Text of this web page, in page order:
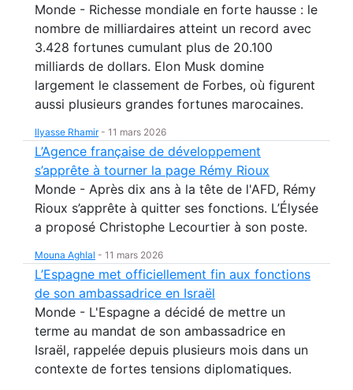
Monde - Richesse mondiale en forte hausse : le
nombre de milliardaires atteint un record avec
3.428 fortunes cumulant plus de 20.100
milliards de dollars. Elon Musk domine
largement le classement de Forbes, où figurent
aussi plusieurs grandes fortunes marocaines.
Ilyasse Rhamir- 11 mars 2026
L’Agence française de développement
s’apprête à tourner la page Rémy Rioux
Monde - Après dix ans à la tête de l'AFD, Rémy
Rioux s’apprête à quitter ses fonctions. L’Élysée
a proposé Christophe Lecourtier à son poste.
Mouna Aghlal - 11 mars 2026
L’Espagne met officiellement fin aux fonctions
de son ambassadrice en Israël
Monde - L'Espagne a décidé de mettre un
terme au mandat de son ambassadrice en
Israël, rappelée depuis plusieurs mois dans un
contexte de fortes tensions diplomatiques.